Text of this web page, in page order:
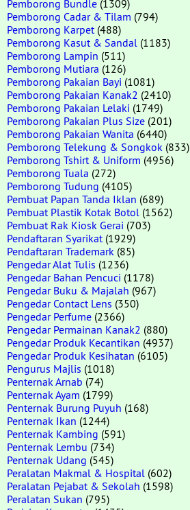
Pemborong Bundle (1309)
Pemborong Cadar & Tilam (794)
Pemborong Karpet (488)
Pemborong Kasut & Sandal (1183)
Pemborong Lampin (511)
Pemborong Mutiara (126)
Pemborong Pakaian Bayi (1081)
Pemborong Pakaian Kanak2 (2410)
Pemborong Pakaian Lelaki (1749)
Pemborong Pakaian Plus Size (201)
Pemborong Pakaian Wanita (6440)
Pemborong Telekung & Songkok (833)
Pemborong Tshirt & Uniform (4956)
Pemborong Tuala (272)
Pemborong Tudung (4105)
Pembuat Papan Tanda Iklan (689)
Pembuat Plastik Kotak Botol (1562)
Pembuat Rak Kiosk Gerai (703)
Pendaftaran Syarikat (1929)
Pendaftaran Trademark (85)
Pengedar Alat Tulis (1236)
Pengedar Bahan Pencuci (1178)
Pengedar Buku & Majalah (967)
Pengedar Contact Lens (350)
Pengedar Perfume (2366)
Pengedar Permainan Kanak2 (880)
Pengedar Produk Kecantikan (4937)
Pengedar Produk Kesihatan (6105)
Pengurus Majlis (1018)
Penternak Arnab (74)
Penternak Ayam (1799)
Penternak Burung Puyuh (168)
Penternak Ikan (1244)
Penternak Kambing (591)
Penternak Lembu (734)
Penternak Udang (545)
Peralatan Makmal & Hospital (602)
Peralatan Pejabat & Sekolah (1598)
Peralatan Sukan (795)